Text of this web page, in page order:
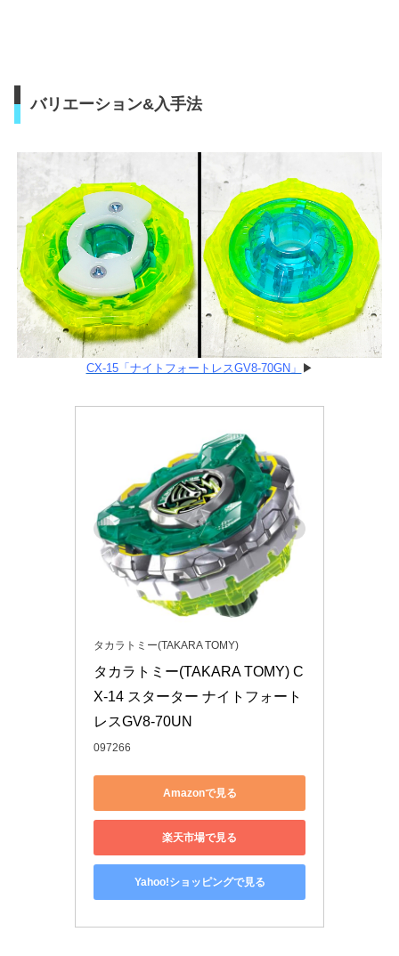
バリエーション&入手法
CX-15「ナイトフォートレスGV8-70GN」 ▶
タカラトミー(TAKARA TOMY)
タカラトミー(TAKARA TOMY) C
X-14 スターター ナイトフォート
レスGV8-70UN
097266
Amazonで見る
楽天市場で見る
Yahoo!ショッピングで見る